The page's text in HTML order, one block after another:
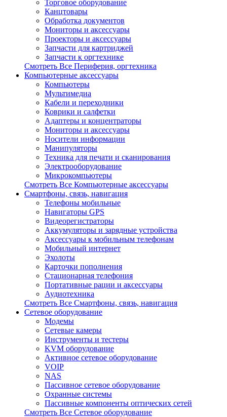
Торговое оборудование
Канцтовары
Обработка документов
Мониторы и аксессуары
Проекторы и аксессуары
Запчасти для картриджей
Запчасти к оргтехнике
Смотреть Все Периферия, оргтехника
Компьютерные аксессуары
Компьютеры
Мультимедиа
Кабели и переходники
Коврики и салфетки
Адаптеры и концентраторы
Мониторы и аксессуары
Носители информации
Манипуляторы
Техника для печати и сканирования
Электрооборудование
Микрокомпьютеры
Смотреть Все Компьютерные аксессуары
Смартфоны, связь, навигация
Телефоны мобильные
Навигаторы GPS
Видеорегистраторы
Аккумуляторы и зарядные устройства
Аксессуары к мобильным телефонам
Мобильный интернет
Эхолоты
Карточки пополнения
Стационарная телефония
Портативные рации и аксессуары
Аудиотехника
Смотреть Все Смартфоны, связь, навигация
Сетевое оборудование
Модемы
Сетевые камеры
Инструменты и тестеры
KVM оборудование
Активное сетевое оборудование
VOIP
NAS
Пассивное сетевое оборудование
Охранные системы
Пассивные компоненты оптических сетей
Смотреть Все Сетевое оборудование